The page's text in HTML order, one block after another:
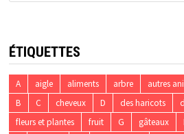
ÉTIQUETTES
A aigle aliments arbre autres
B
C cheveux D des haricots
fleurs et plantes
fruit G gâteaux